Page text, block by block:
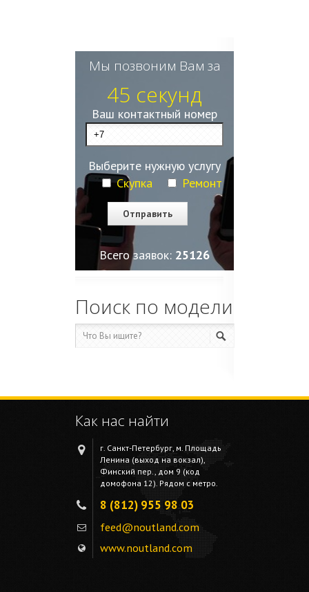
Мы позвоним Вам за
45 секунд
Ваш контактный номер
Выберите нужную услугу
Скупка
Ремонт
Всего заявок: 25130
Поиск по модели
Как нас найти
г. Санкт-Петербург, м. Площадь
Ленина (выход на вокзал),
Финский пер., дом 9 (код
домофона 12). Рядом с метро.
8 (812) 955 98 03
feed@noutland.com
www.noutland.com